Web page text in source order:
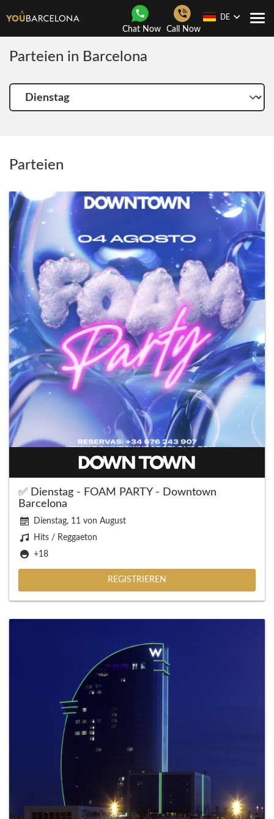
Chat Now Call Now
DE
Parteien in Barcelona
Wähle
einen
Parteien
✅ Dienstag - FOAM PARTY - Downtown
Barcelona
Dienstag, 11 von August
Hits / Reggaeton
+18
REGISTRIEREN